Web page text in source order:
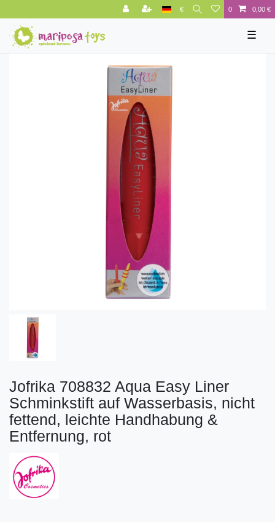
€ 0 0,00 €
☰
Jofrika 708832 Aqua Easy Liner
Schminkstift auf Wasserbasis, nicht
fettend, leichte Handhabung &
Entfernung, rot